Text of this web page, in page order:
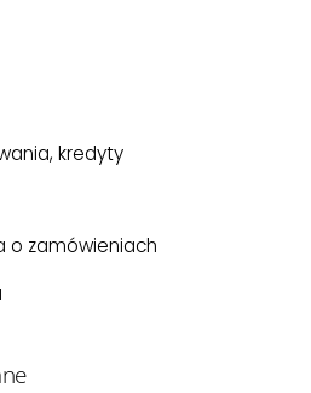
kredyty
o zamówieniach